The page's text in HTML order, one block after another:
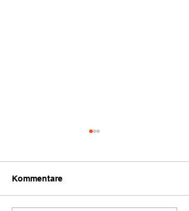
Kommentare